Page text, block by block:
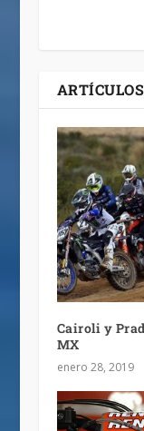
Cairoli y
MX
enero 28, 2019